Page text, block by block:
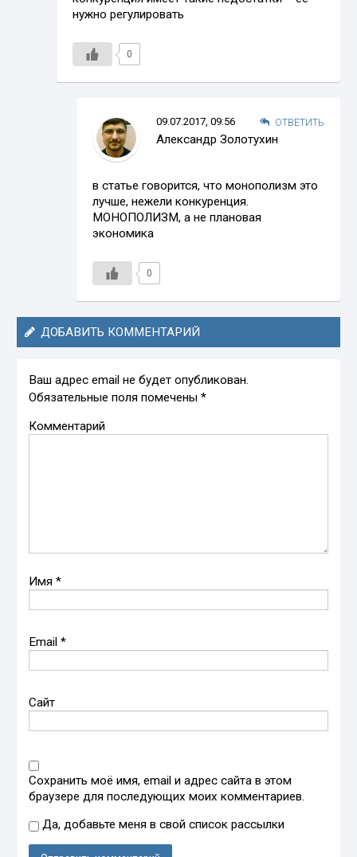
нужно регулировать
0
ОТВЕТИТЬ
09.07.2017, 09:56
Александр Золотухин
в статье говорится, что монополизм это
лучше, нежели конкуренция.
МОНОПОЛИЗМ, а не плановая
экономика
0
ДОБАВИТЬ КОММЕНТАРИЙ
Ваш адрес email не будет опубликован.
Обязательные поля помечены*
Комментарий
Имя*
Email*
Сайт
Сохранить моё имя, email и адрес сайта в этом
браузере для последующих моих комментариев.
Да, добавьте меня в свой список рассылки